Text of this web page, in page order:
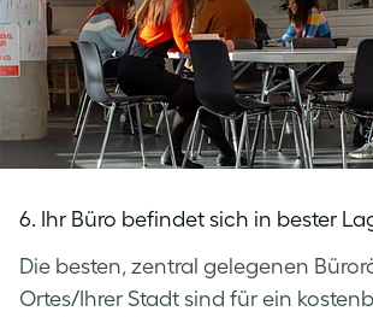
6. Ihr Büro befindet sich in bester
Die besten, zentral gelegenen
Ortes/Ihrer Stadt sind für ein